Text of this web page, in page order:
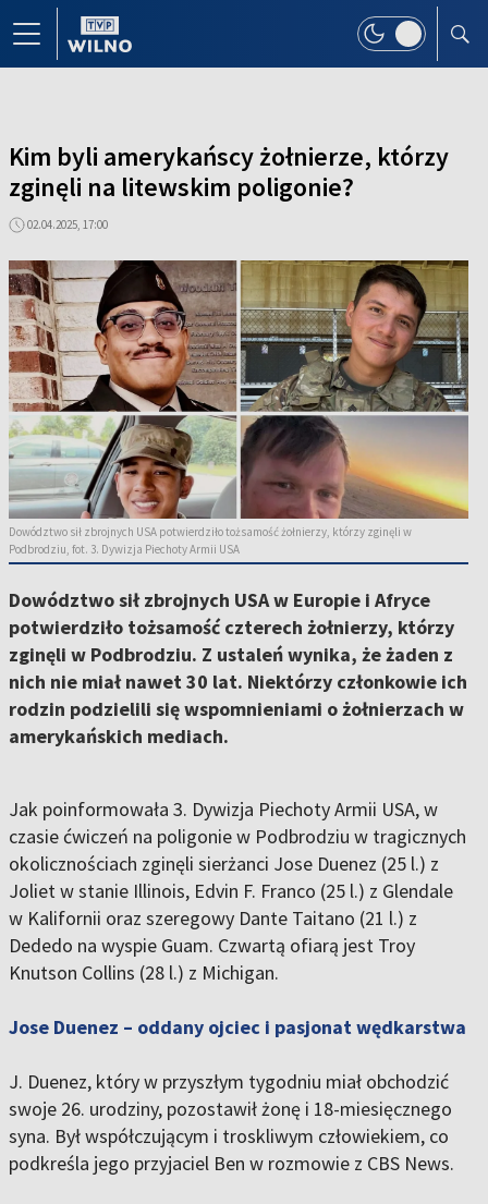
Kim byli amerykańscy żołnierze, którzy
zginęli na litewskim poligonie?
02.04.2025, 17:00
Dowództwo sił zbrojnych USA potwierdziło tożsamość żołnierzy, którzy zginęli w
Podbrodziu, fot. 3. Dywizja Piechoty Armii USA
Dowództwo sił zbrojnych USA w Europie i Afryce
potwierdziło tożsamość czterech żołnierzy, którzy
zginęli w Podbrodziu. Z ustaleń wynika, że żaden z
nich nie miał nawet 30 lat. Niektórzy członkowie ich
rodzin podzielili się wspomnieniami o żołnierzach w
amerykańskich mediach.
Jak poinformowała 3. Dywizja Piechoty Armii USA, w
czasie ćwiczeń na poligonie w Podbrodziu w tragicznych
okolicznościach zginęli sierżanci Jose Duenez (25 l.) z
Joliet w stanie Illinois, Edvin F. Franco (25 l.) z Glendale
w Kalifornii oraz szeregowy Dante Taitano (21 l.) z
Dededo na wyspie Guam. Czwartą ofiarą jest Troy
Knutson Collins (28 l.) z Michigan.
Jose Duenez – oddany ojciec i pasjonat wędkarstwa
J. Duenez, który w przyszłym tygodniu miał obchodzić
swoje 26. urodziny, pozostawił żonę i 18-miesięcznego
syna. Był współczującym i troskliwym człowiekiem, co
podkreśla jego przyjaciel Ben w rozmowie z CBS News.